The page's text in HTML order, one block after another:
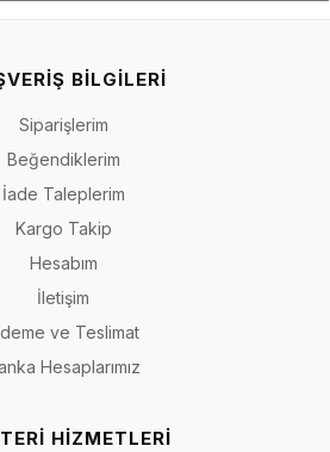
BİLGİLERİ
Siparişlerim
Beğendiklerim
İade Taleplerim
Kargo Takip
Hesabım
İletişim
ve Teslimat
Hesaplarımız
HİZMETLERİ